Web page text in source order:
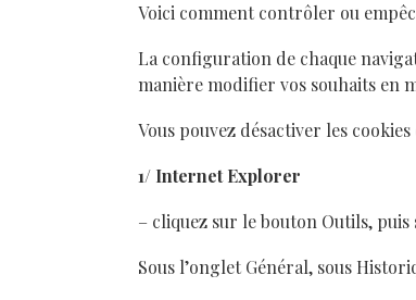
Voici comment contrôler ou
La configuration de chaque
manière modifier vos souhaits en
Vous pouvez désactiver les
1/ Internet Explorer
– cliquez sur le bouton Outils,
Sous l’onglet Général, sous